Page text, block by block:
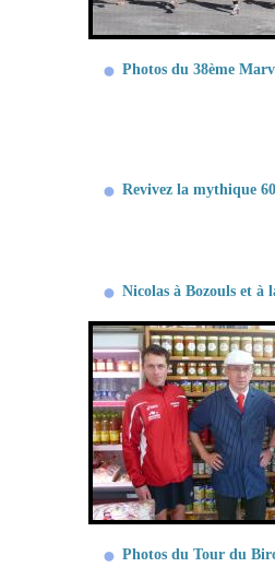
Photos du 38ème
Revivez la mythique
Nicolas à Bozouls et à
Photos du Tour du